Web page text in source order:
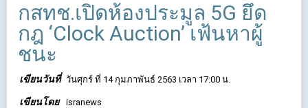
กสทช.เปิดห้องประมูล 5G ยึด
กฎ ‘Clock Auction’ เฟ้นหาผู้
ชนะ
เขียนวันที่ วันศุกร์ ที่ 14 กุมภาพันธ์ 2563 เวลา 17:00 น.
เขียนโดย isranews